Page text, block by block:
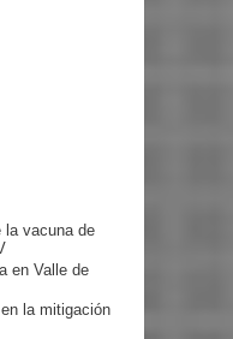
la vacuna de
en Valle de
la mitigación